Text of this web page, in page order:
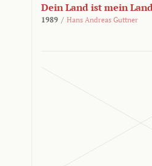
Dein Land ist mein
1989 / Hans Andreas Guttner